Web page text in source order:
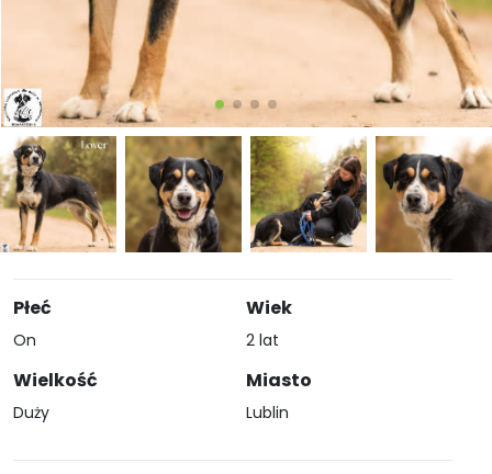
Płeć
On
Wielkość
Duży
Wiek
2 lat
Miasto
Lublin